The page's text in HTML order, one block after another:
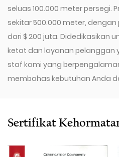
seluas 100.000 meter persegi.
sekitar 500.000 meter,
dari $ 200 juta. Didedikasikan
ketat dan layanan pelanggan
staf kami yang
membahas kebutuhan Anda
serangkaian peralatan
Omniplusumum Air-Jet, dan
Sertifikat